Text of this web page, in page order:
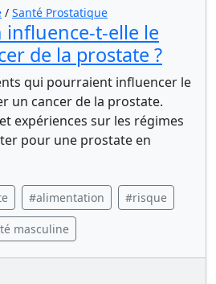
/ Santé Prostatique
influence-t-elle le
de la prostate ?
qui pourraient influencer le
un cancer de la prostate.
expériences sur les régimes
pour une prostate en
#alimentation #risque
masculine